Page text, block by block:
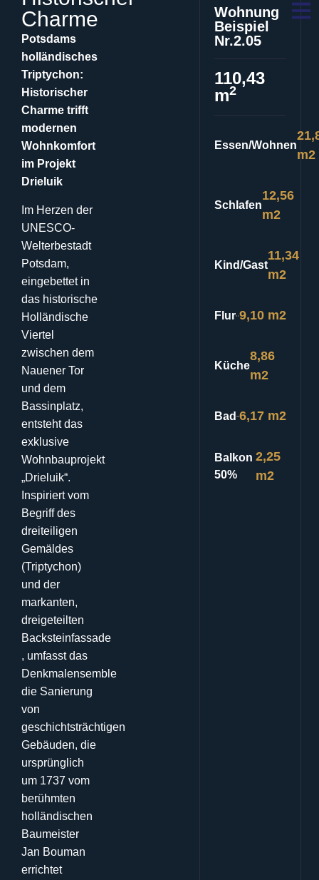
Charme
Potsdams
holländisches
Triptychon:
Historischer
Charme trifft
modernen
Wohnkomfort
im Projekt
Drieluik
Im Herzen der
UNESCO-
Welterbestadt
Potsdam,
eingebettet in
das historische
Holländische
Viertel
zwischen dem
Nauener Tor
und dem
Bassinplatz,
entsteht das
exklusive
Wohnbauprojekt
„Drieluik“.
Inspiriert vom
Begriff des
dreiteiligen
Gemäldes
(Triptychon)
und der
markanten,
dreigeteilten
Backsteinfassade
, umfasst das
Denkmalensemble
die Sanierung
von
geschichtsträchtigen
Gebäuden, die
ursprünglich
um 1737 vom
berühmten
holländischen
Baumeister
Jan Bouman
errichtet
Wohnung
Beispiel
Nr.2.05
110,43
m2
Essen/Wohnen
m2
Schlafen
12,56
m2
Kind/Gast
11,34
m2
Flur 9,10 m2
Küche
8,86
m2
Bad 6,17 m2
Balkon
50%
2,25
m2